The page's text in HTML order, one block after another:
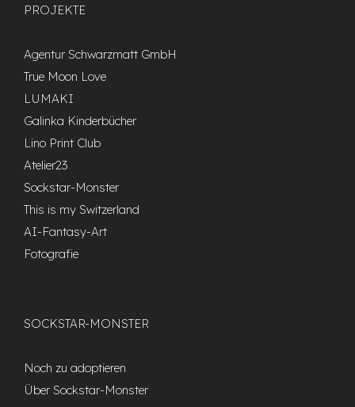
PROJEKTE
Agentur Schwarzmatt GmbH
True Moon Love
LUMAKI
Galinka Kinderbücher
Lino Print Club
Atelier23
Sockstar-Monster
This is my Switzerland
AI-Fantasy-Art
Fotografie
SOCKSTAR-MONSTER
Noch zu adoptieren
Über Sockstar-Monster